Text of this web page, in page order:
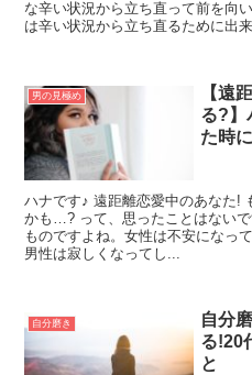
な辛い状況から立ち直って前を向
は辛い状況から立ち直るために出
男の見極め
【遠
る?】
た時
ハナです♪ 遠距離恋愛中のあなた!
かも…? って、思ったことはない
ものですよね。女性は不安になっ
男性は寂しくなってし...
自分磨き
自分
る!20
と